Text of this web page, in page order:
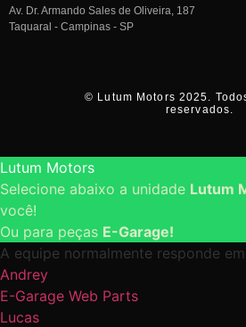
Av. Dr. Armando Sales de Oliveira, 187
Taquaral - Campinas - SP
© Lutum Motors 2025.
reservados.
Lutum Motors
Selecione abaixo a unidade Lutum
você!
Ou para peças E-Garage!
A equipe normalmente responde
Andrey
E-Garage Web Parts
Lucas